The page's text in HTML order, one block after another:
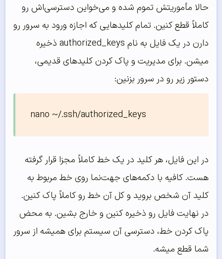
حالا مأموریتش تموم شده و می‌خواین دسترسی‌اش رو
کاملاً قطع کنین. تمام کلیدهایی که اجازه ورود به سرور رو
دارن در یک فایل به نام authorized_keys ذخیره
میشن. برای مدیریت و پاک کردن کلیدهای قدیمی،
دستور زیر رو در سرور بزنین:
nano ~/.ssh/authorized_keys
در این فایل، هر کلید در یک خط کاملاً مجزا قرار گرفته
هست. کافیه با دکمه‌های جهت‌نما روی خط مربوط به
کلید آن شخص بروید و کل آن خط رو کاملاً پاک کنین.
در نهایت فایل رو ذخیره کنین و خارج بشین. به محض
پاک کردن خط، دسترسی آن سیستم برای همیشه از سرور
شما قطع میشه.